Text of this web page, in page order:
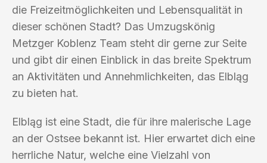
die Freizeitmöglichkeiten und Lebensqualität in
dieser schönen Stadt? Das Umzugskönig
Metzger Koblenz Team steht dir gerne zur Seite
und gibt dir einen Einblick in das breite Spektrum
an Aktivitäten und Annehmlichkeiten, das Elbląg
zu bieten hat.
Elbląg ist eine Stadt, die für ihre malerische Lage
an der Ostsee bekannt ist. Hier erwartet dich eine
herrliche Natur, welche eine Vielzahl von